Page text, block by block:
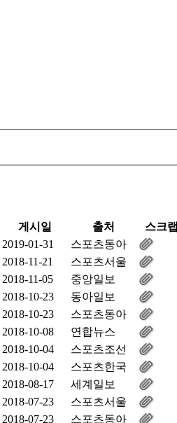
게시일 출처
스크랩
2019-01-31
스포츠동아
2018-11-21
스포츠서울
2018-11-05
중앙일보
2018-10-23
동아일보
2018-10-23
스포츠동아
2018-10-08
연합뉴스
2018-10-04
스포츠조선
2018-10-04
스포츠한국
2018-08-17
세계일보
2018-07-23
스포츠서울
2018-07-23
스포츠동아